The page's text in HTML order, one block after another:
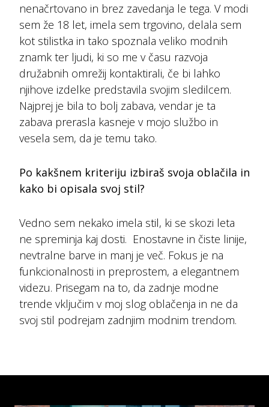
nenačrtovano in brez zavedanja le tega. V modi
sem že 18 let, imela sem trgovino, delala sem
kot stilistka in tako spoznala veliko modnih
znamk ter ljudi, ki so me v času razvoja
družabnih omrežij kontaktirali, če bi lahko
njihove izdelke predstavila svojim sledilcem.
Najprej je bila to bolj zabava, vendar je ta
zabava prerasla kasneje v mojo službo in
vesela sem, da je temu tako.
Po kakšnem kriteriju izbiraš svoja oblačila in
kako bi opisala svoj stil?
Vedno sem nekako imela stil, ki se skozi leta
ne spreminja kaj dosti. Enostavne in čiste linije,
nevtralne barve in manj je več. Fokus je na
funkcionalnosti in preprostem, a elegantnem
videzu. Prisegam na to, da zadnje modne
trende vključim v moj slog oblačenja in ne da
svoj stil podrejam zadnjim modnim trendom.